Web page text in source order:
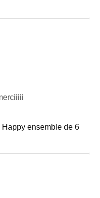
ensemble de 6